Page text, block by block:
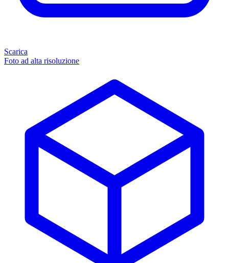
Scarica
Foto ad alta risoluzione